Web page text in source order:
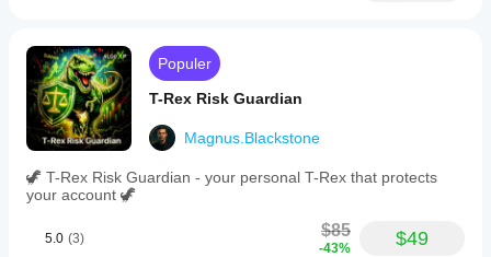
Populer
T-Rex Risk Guardian
Magnus.Blackstone
🦖 T-Rex Risk Guardian - your personal T-Rex that protects
your account 🦖
5.0 (3) $85
-43% $49